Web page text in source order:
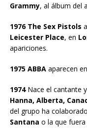
Grammy, al álbum del
1976 The Sex Pistols
Leicester Place, en
apariciones.
1975 ABBA aparecen
1974Nace el cantante
Hanna, Alberta,
del grupo ha
Santana o la que